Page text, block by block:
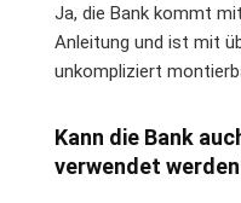
Ja, die Bank kommt
Anleitung und ist mit
unkompliziert
Kann die Bank
verwendet